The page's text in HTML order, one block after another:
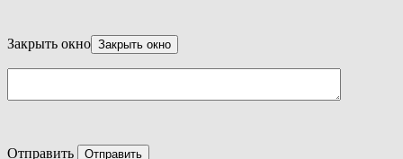
Закрыть окно
Отправить